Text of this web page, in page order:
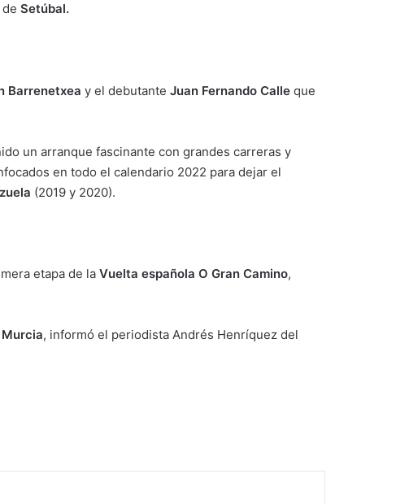
Setúbal.
Barrenetxea y el debutante Juan Fernando Calle que
un arranque fascinante con grandes carreras y
en todo el calendario 2022 para dejar el
(2019 y 2020).
etapa de la Vuelta española O Gran Camino,
, informó el periodista Andrés Henríquez del